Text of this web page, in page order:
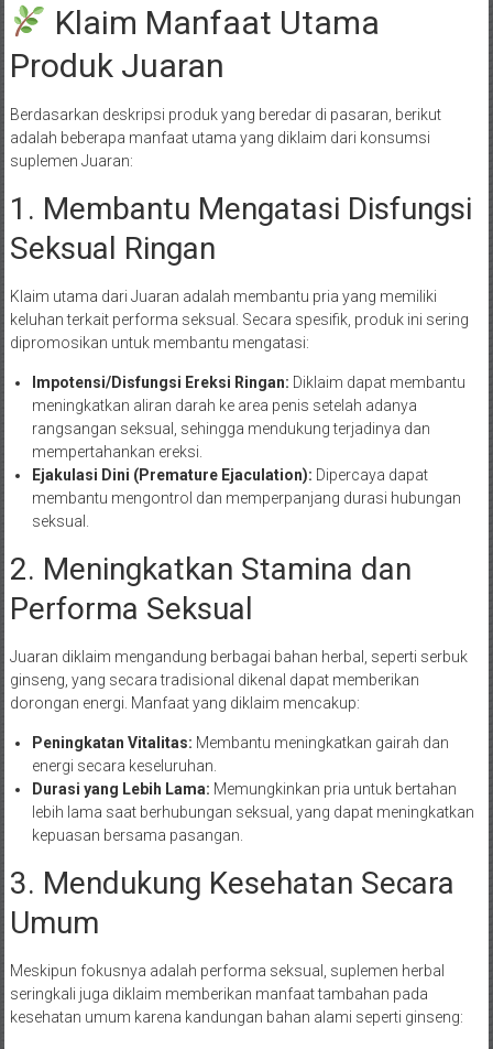
Klaim Manfaat Utama
Produk Juaran
Berdasarkan deskripsi produk yang beredar di pasaran, berikut
adalah beberapa manfaat utama yang diklaim dari konsumsi
suplemen Juaran:
1. Membantu Mengatasi Disfungsi
Seksual Ringan
Klaim utama dari Juaran adalah membantu pria yang memiliki
keluhan terkait performa seksual. Secara spesifik, produk ini sering
dipromosikan untuk membantu mengatasi:
Impotensi/Disfungsi Ereksi Ringan: Diklaim dapat membantu
meningkatkan aliran darah ke area penis setelah adanya
rangsangan seksual, sehingga mendukung terjadinya dan
mempertahankan ereksi.
Ejakulasi Dini (Premature Ejaculation): Dipercaya dapat
membantu mengontrol dan memperpanjang durasi hubungan
seksual.
2. Meningkatkan Stamina dan
Performa Seksual
Juaran diklaim mengandung berbagai bahan herbal, seperti serbuk
ginseng, yang secara tradisional dikenal dapat memberikan
dorongan energi. Manfaat yang diklaim mencakup:
Peningkatan Vitalitas: Membantu meningkatkan gairah dan
energi secara keseluruhan.
Durasi yang Lebih Lama: Memungkinkan pria untuk bertahan
lebih lama saat berhubungan seksual, yang dapat meningkatkan
kepuasan bersama pasangan.
3. Mendukung Kesehatan Secara
Umum
Meskipun fokusnya adalah performa seksual, suplemen herbal
seringkali juga diklaim memberikan manfaat tambahan pada
kesehatan umum karena kandungan bahan alami seperti ginseng: